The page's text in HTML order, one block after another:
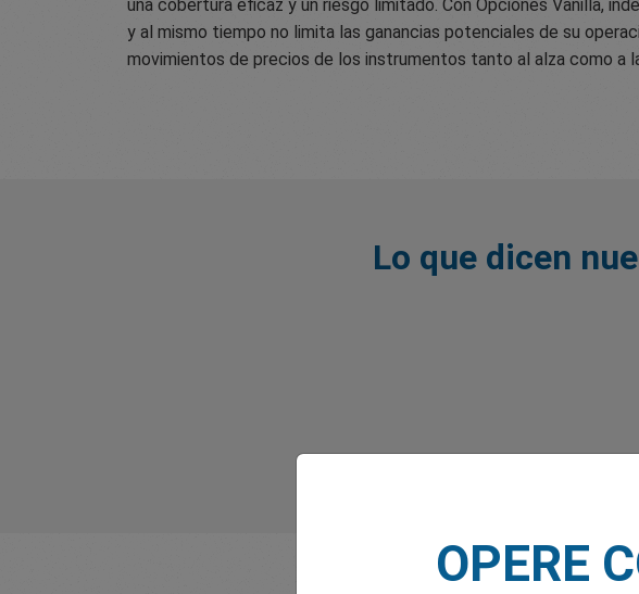
una cobertura eficaz y un riesgo limitado. Con Opciones Vanilla,
y al mismo tiempo no limita las ganancias potenciales de su
movimientos de precios de los instrumentos tanto al alza como a
Lo que dicen
OPERE